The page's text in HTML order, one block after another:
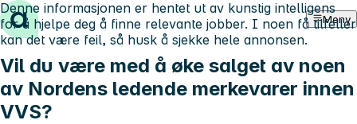
Hopp til innhold Meny
Vil du være med å øke salget av noen
av Nordens ledende merkevarer innen
VVS?
Denne informasjonen er hentet ut av kunstig intelligens
for å hjelpe deg å finne relevante jobber. I noen få tilfeller
kan det være feil, så husk å sjekke hele annonsen.